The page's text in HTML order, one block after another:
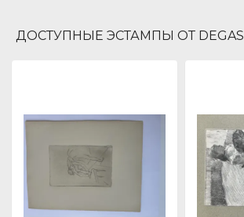
ДОСТУПНЫЕ ЭСТАМПЫ ОТ DEGAS